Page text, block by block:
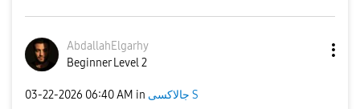
AbdallahElgarhy
Beginner Level 2
‎03-22-2026 06:40 AM in جالاكسى S